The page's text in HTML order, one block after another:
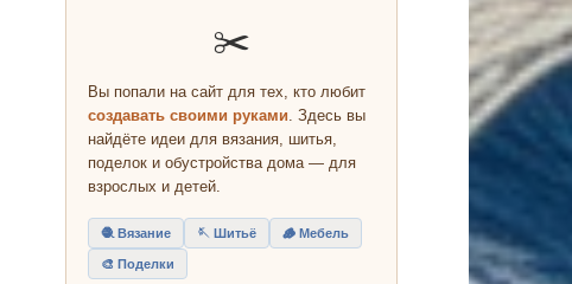
✂️
Вы попали на сайт для тех, кто любит
создавать своими руками. Здесь вы
найдёте идеи для вязания, шитья,
поделок и обустройства дома — для
взрослых и детей.
🧶 Вязание 🪡 Шитьё 🪵 Мебель
🎨 Поделки